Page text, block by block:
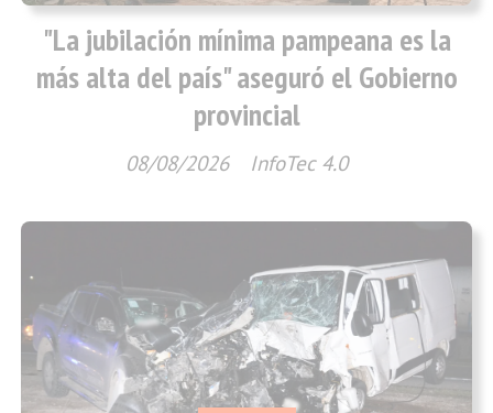
"La jubilación mínima pampeana es la
más alta del país" aseguró el Gobierno
provincial
InfoTec 4.0
08/08/2026